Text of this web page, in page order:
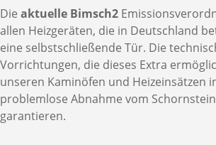
Die aktuelle Bimsch2
allen Heizgeräten, die in Deutschland
eine selbstschließende Tür. Die
Vorrichtungen, die dieses Extra
unseren Kaminöfen und Heizeinsätzen
problemlose Abnahme vom
garantieren.